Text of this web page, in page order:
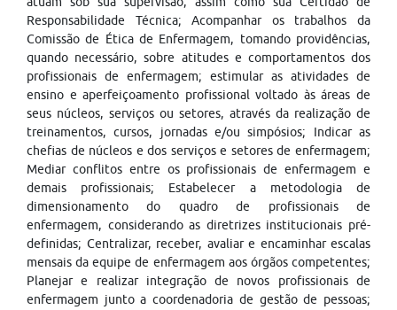
Responsabilidade Técnica; Acompanhar os trabalhos da
Comissão de Ética de Enfermagem, tomando providências,
quando necessário, sobre atitudes e comportamentos dos
profissionais de enfermagem; estimular as atividades de
ensino e aperfeiçoamento profissional voltado às áreas de
seus núcleos, serviços ou setores, através da realização de
treinamentos, cursos, jornadas e/ou simpósios; Indicar as
chefias de núcleos e dos serviços e setores de enfermagem;
Mediar conflitos entre os profissionais de enfermagem e
demais profissionais; Estabelecer a metodologia de
dimensionamento do quadro de profissionais de
enfermagem, considerando as diretrizes institucionais pré-
definidas; Centralizar, receber, avaliar e encaminhar escalas
mensais da equipe de enfermagem aos órgãos competentes;
Planejar e realizar integração de novos profissionais de
enfermagem junto a coordenadoria de gestão de pessoas;